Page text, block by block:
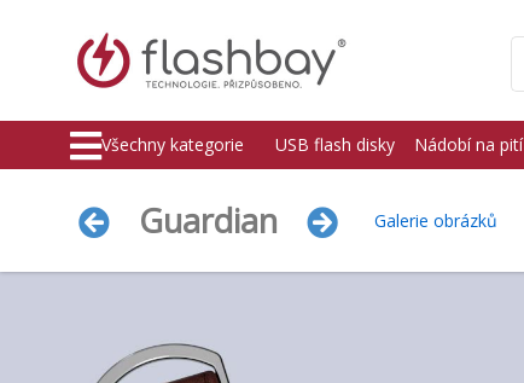
Všechny kategorie USB flash disky Nádobí na pití
Guardian Galerie obrázků